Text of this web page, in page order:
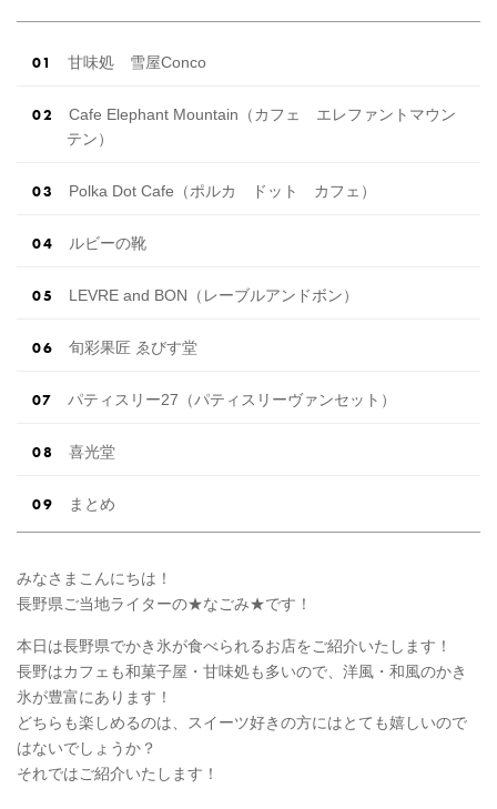
甘味処 雪屋Conco
Cafe Elephant Mountain（カフェ エレファントマウン
テン）
Polka Dot Cafe（ポルカ ドット カフェ）
ルビーの靴
LEVRE and BON（レーブルアンドボン）
旬彩果匠 ゑびす堂
パティスリー27（パティスリーヴァンセット）
喜光堂
まとめ
みなさまこんにちは！
長野県ご当地ライターの★なごみ★です！
本日は長野県でかき氷が食べられるお店をご紹介いたします！
長野はカフェも和菓子屋・甘味処も多いので、洋風・和風のかき
氷が豊富にあります！
どちらも楽しめるのは、スイーツ好きの方にはとても嬉しいので
はないでしょうか？
それではご紹介いたします！